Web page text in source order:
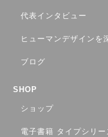
代表インタビュー
ヒューマンデザインを
ブログ
SHOP
ショップ
電子書籍 タイプシリー